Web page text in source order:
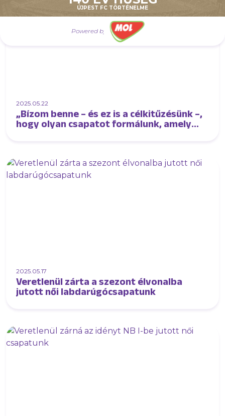
ÚJPEST FC TÖRTÉNELME
Powered by
2025.05.22
„Bízom benne – és ez is a célkitűzésünk –,
hogy olyan csapatot formálunk, amely
2025.05.17
Veretlenül zárta a szezont élvonalba
jutott női labdarúgócsapatunk